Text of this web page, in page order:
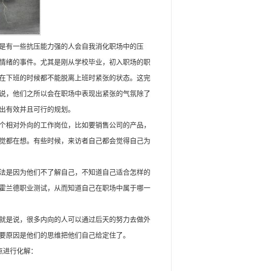
一些抗压能力强的人会自我消化职场中的压
绪的事件。尤其是刚从学校毕业，初入职场的职
下班的时候都不能脱离上班时紧张的状态。这完
，他们之所以会在职场中表现出紧张的气氛除了
有效并且可行的规划。
对外向的工作岗位，比如要销售公司的产品，
都在想。有些时候，来访者自己都会觉得自己为
是因为他们不了解自己，不知道自己适合怎样的
兰德职业测试，从而知道自己在职场中属于哪一
说，很多内向的人可以通过后天的努力去做外
因是他们的思维把他们自己给定住了。
行化解：